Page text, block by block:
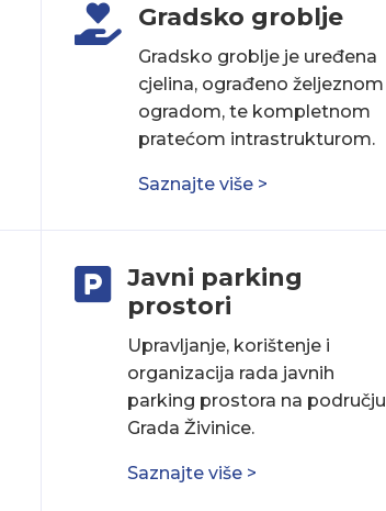
 Gradsko groblje
Gradsko groblje je uređena
cjelina, ograđeno željeznom
ogradom, te kompletnom
pratećom intrastrukturom.
Saznajte više >

Javni parking
prostori
Upravljanje, korištenje i
organizacija rada javnih
parking prostora na području
Grada Živinice.
Saznajte više >